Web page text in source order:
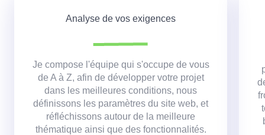
Analyse de vos exigences
Je compose l'équipe qui s'occupe de vous
de A à Z, afin de développer votre projet
dans les meilleures conditions, nous
définissons les paramètres du site web, et
réfléchissons autour de la meilleure
thématique ainsi que des fonctionnalités.